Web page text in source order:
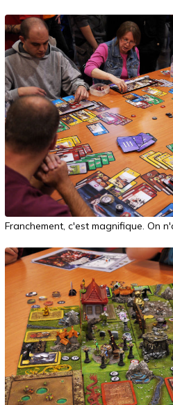
Franchement, c'est magnifique. On